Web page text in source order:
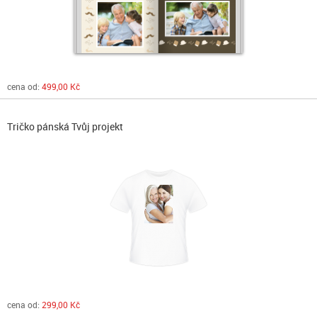
cena od: 499,00 Kč
Tričko pánská Tvůj projekt
cena od: 299,00 Kč